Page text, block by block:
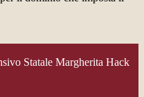
Statale Margherita Hack